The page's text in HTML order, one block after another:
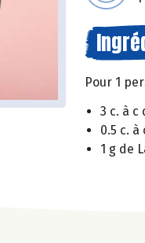
Pour 1
3 c. à c
0.5 c.
1 g de